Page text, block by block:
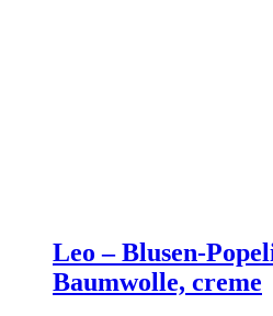
Leo – Blusen-
Baumwolle, creme